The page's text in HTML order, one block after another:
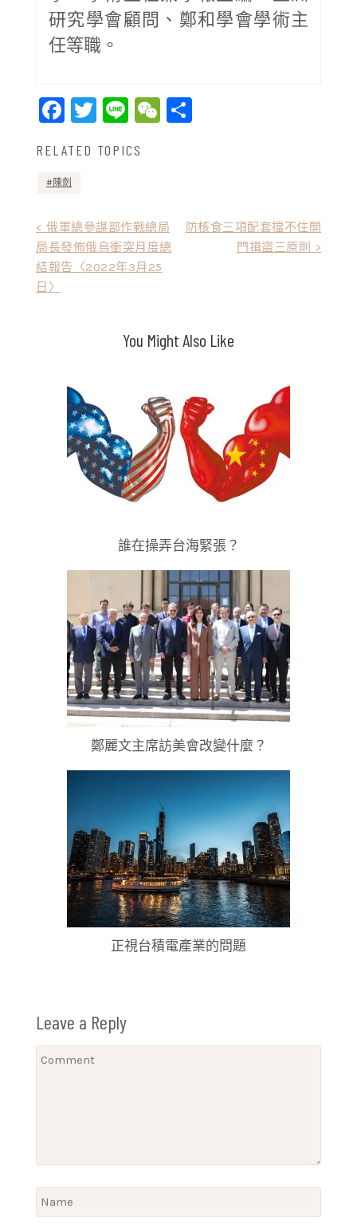
研究學會顧問、鄭和學會學術主
任等職。
Facebook
Twitter
LineWeChat
RELATED TOPICS
陳劍
< 俄軍總參謀部作戰總局
局長發佈俄烏衝突月度總
結報告〈2022年3月25
日〉
防核食三項配套擋不住開
門揖盜三原則 >
You Might Also Like
誰在操弄台海緊張？
鄭麗文主席訪美會改變什麼？
正視台積電產業的問題
Leave a Reply